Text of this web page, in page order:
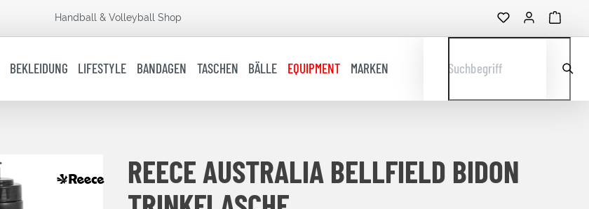
Handball & Volleyball Shop
BEKLEIDUNG LIFESTYLE BANDAGEN TASCHEN BÄLLE EQUIPMENT MARKEN Suchbegriff
REECE AUSTRALIA BELLFIELD BIDON